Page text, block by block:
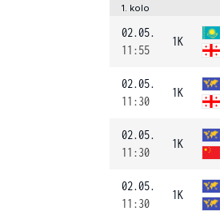
1. kolo
02.05.
11:55
1K
02.05.
11:30
1K
02.05.
11:30
1K
02.05.
11:30
1K